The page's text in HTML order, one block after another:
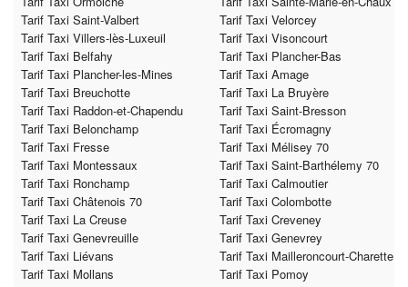
Tarif Taxi Saint-Valbert
Tarif Taxi Velorcey
Tarif Taxi Villers-lès-Luxeuil
Tarif Taxi Visoncourt
Tarif Taxi Belfahy
Tarif Taxi Plancher-Bas
Tarif Taxi Plancher-les-Mines
Tarif Taxi Amage
Tarif Taxi Breuchotte
Tarif Taxi La Bruyère
Tarif Taxi Raddon-et-Chapendu
Tarif Taxi Saint-Bresson
Tarif Taxi Belonchamp
Tarif Taxi Écromagny
Tarif Taxi Fresse
Tarif Taxi Mélisey 70
Tarif Taxi Montessaux
Tarif Taxi Saint-Barthélemy 70
Tarif Taxi Ronchamp
Tarif Taxi Calmoutier
Tarif Taxi Châtenois 70
Tarif Taxi Colombotte
Tarif Taxi La Creuse
Tarif Taxi Creveney
Tarif Taxi Genevreuille
Tarif Taxi Genevrey
Tarif Taxi Liévans
Tarif Taxi Mailleroncourt-Charette
Tarif Taxi Mollans
Tarif Taxi Pomoy